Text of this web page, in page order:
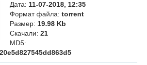
Дата: 11-07-2018, 12:35
Формат файла: torrent
Размер: 19.98 Kb
Скачали: 21
MD5: